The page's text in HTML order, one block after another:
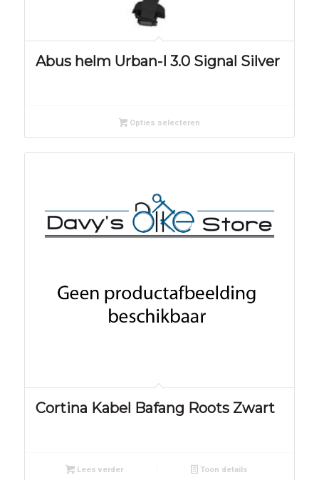
Abus helm Urban-I 3.0 Signal Silver
Opties selecteren
Cortina Kabel Bafang Roots Zwart
Lees verder Toon details